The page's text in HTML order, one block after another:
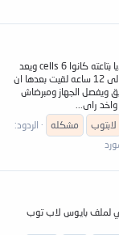
السلام عليكم ورحمه الله وبركاته غيرت البطاربات الخلايا بتاعته كانوا 6 cells ويعد
ما اتغيروا واتاكدت من التوصيبلات وشحنت الجهاز حوالى 12 ساعه لقيت بعدها ان
ويفصل الجهاز ومبرضاش
راى...
لابتوب مشكله
الردود:
لملف بايوس لاب توب